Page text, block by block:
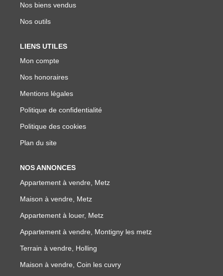
Nos biens vendus
Nos outils
LIENS UTILES
Mon compte
Nos honoraires
Mentions légales
Politique de confidentialité
Politique des cookies
Plan du site
NOS ANNONCES
Appartement à vendre, Metz
Maison à vendre, Metz
Appartement à louer, Metz
Appartement à vendre, Montigny les metz
Terrain à vendre, Holling
Maison à vendre, Coin les cuvry